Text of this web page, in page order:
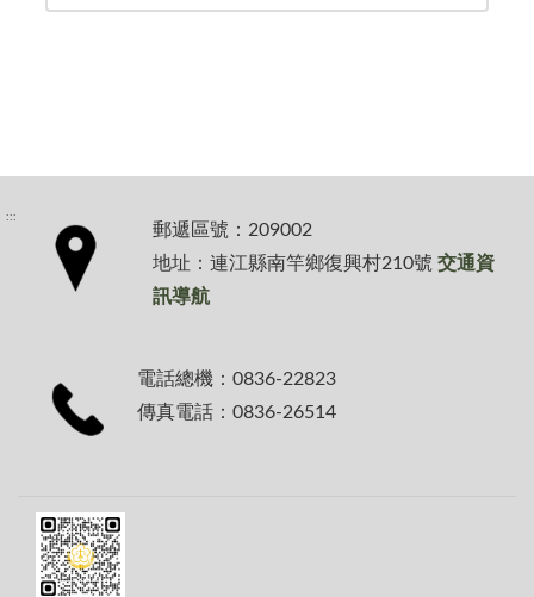
:::
郵遞區號：209002
地址：連江縣南竿鄉復興村210號 交通資
訊導航
電話總機：0836-22823
傳真電話：0836-26514